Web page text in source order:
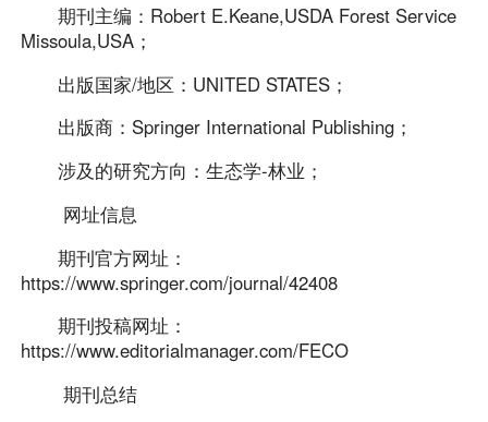
期刊主编：Robert E.Keane,USDA Forest Service
Missoula,USA；
出版国家/地区：UNITED STATES；
出版商：Springer International Publishing；
涉及的研究方向：生态学-林业；
网址信息
期刊官方网址：
https://www.springer.com/journal/42408
期刊投稿网址：
https://www.editorialmanager.com/FECO
期刊总结